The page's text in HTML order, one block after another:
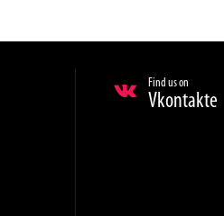
Find us on
Vkontakte